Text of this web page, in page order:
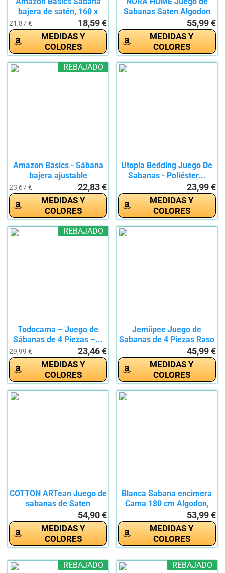
bajera de satén, 160 x
21,87 € 18,59 €
MEDIDAS Y
COLORES
Sabanas Saten Algodon
55,99 €
MEDIDAS Y
COLORES
REBAJADO
Amazon Basics - Sábana
bajera ajustable
(algodón...
23,67 € 22,83 €
MEDIDAS Y
COLORES
Utopia Bedding Juego De
Sabanas - Poliéster...
23,99 €
MEDIDAS Y
COLORES
REBAJADO
Todocama – Juego de
Sábanas de 4 Piezas –...
29,99 € 23,46 €
MEDIDAS Y
COLORES
Jemiipee Juego de
Sabanas de 4 Piezas Raso
45,99 €
MEDIDAS Y
COLORES
COTTON ARTean Juego de
sabanas de Saten
54,90 €
MEDIDAS Y
COLORES
Blanca Sabana encimera
Cama 180 cm Algodon,
53,99 €
MEDIDAS Y
COLORES
REBAJADO REBAJADO